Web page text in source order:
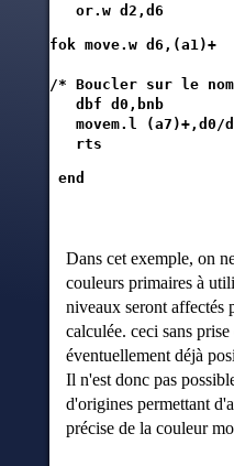
   or.w d2,d6
fok move.w d6,(a1)+
/* Boucler sur le
   dbf d0,bnb
movem.l (a7)+,d0/
   rts
end
Dans cet exemple, on
couleurs primaires à
niveaux seront affectés
calculée. ceci sans
éventuellement déjà
Il n'est donc pas
d'origines permettant
précise de la couleur